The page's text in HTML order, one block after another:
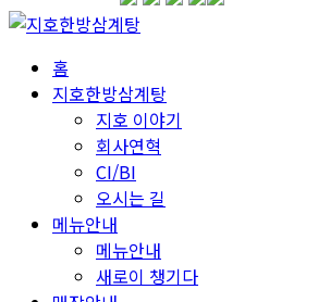
홈
지호한방삼계탕
지호 이야기
회사연혁
CI/BI
오시는 길
메뉴안내
메뉴안내
새로이 챙기다